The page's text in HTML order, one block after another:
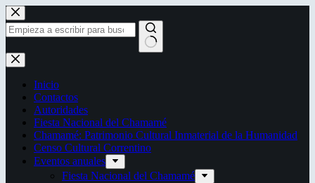
Saltar
al
contenido
Sin
resultados
Inicio
Contactos
Autoridades
Fiesta Nacional del Chamamé
Chamamé: Patrimonio Cultural Inmaterial de la Humanidad
Censo Cultural Correntino
Eventos anuales
Fiesta Nacional del Chamamé